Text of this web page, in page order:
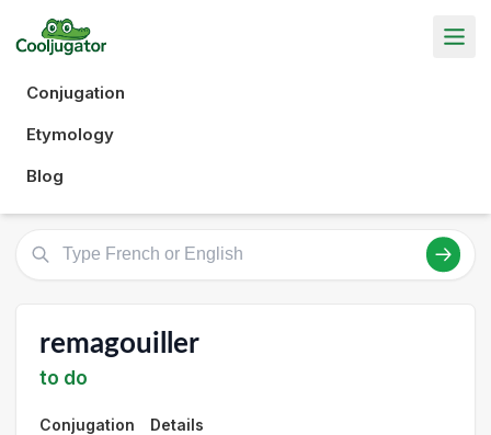
Conjugation
Etymology
Blog
remagouiller
to do
Conjugation Details